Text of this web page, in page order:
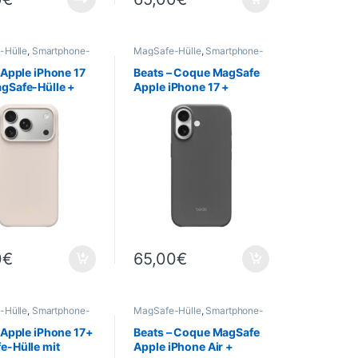
Hülle, Smartphone-
iPhone 17
Hülle +
–
€
MagSafe-Hülle, Smartphone-
Telefonie
Beats – Coque MagSafe
Apple iPhone 17 +
Commande de l’appareil
photo – Gris granite
65,00€
Hülle, Smartphone-
iPhone 17+
Hülle mit
MagSafe-Hülle, Smartphone-
Telefonie
Beats – Coque MagSafe
Apple iPhone Air +